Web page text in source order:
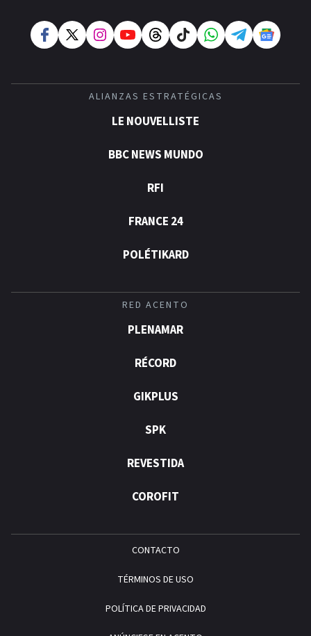
ALIANZAS ESTRATÉGICAS
LE NOUVELLISTE
BBC NEWS MUNDO
RFI
FRANCE 24
POLÉTIKARD
RED ACENTO
PLENAMAR
RÉCORD
GIKPLUS
SPK
REVESTIDA
COROFIT
CONTACTO
TÉRMINOS DE USO
POLÍTICA DE PRIVACIDAD